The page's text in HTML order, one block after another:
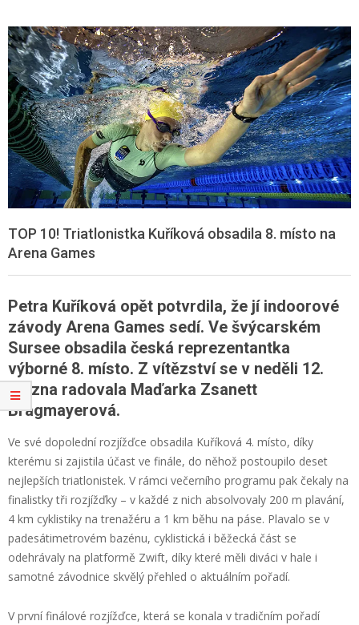
TOP 10! Triatlonistka Kuříková obsadila 8. místo na
Arena Games
Petra Kuříková opět potvrdila, že jí indoorové
závody Arena Games sedí. Ve švýcarském
Sursee obsadila česká reprezentantka
výborné 8. místo. Z vítězství se v neděli 12.
března radovala Maďarka Zsanett
Bragmayerová.
Ve své dopolední rozjížďce obsadila Kuříková 4. místo, díky
kterému si zajistila účast ve finále, do něhož postoupilo deset
nejlepších triatlonistek. V rámci večerního programu pak čekaly na
finalistky tři rozjížďky – v každé z nich absolvovaly 200 m plavání,
4 km cyklistiky na trenažéru a 1 km běhu na páse. Plavalo se v
padesátimetrovém bazénu, cyklistická i běžecká část se
odehrávaly na platformě Zwift, díky které měli diváci v hale i
samotné závodnice skvělý přehled o aktuálním pořadí.
V první finálové rozjížďce, která se konala v tradičním pořadí